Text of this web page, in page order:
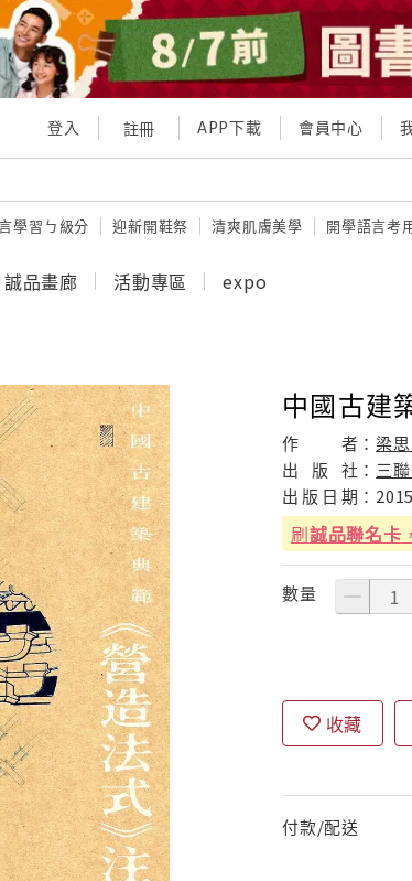
登入 註冊 APP下載 會員中心
學習ㄅ級分 迎新開鞋祭 清爽肌膚美學 開學語言考
誠品畫廊 活動專區 expo
中國古建
作 者：梁
出
版 社： 三
出 版 日 期：
刷誠品聯名卡
數量
收藏
付款/配送